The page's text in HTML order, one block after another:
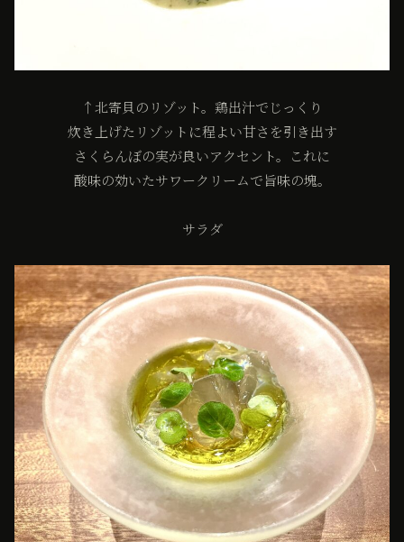
↑北寄貝のリゾット。鶏出汁でじっくり
炊き上げたリゾットに程よい甘さを引き出す
さくらんぼの実が良いアクセント。これに
酸味の効いたサワークリームで旨味の塊。
サラダ